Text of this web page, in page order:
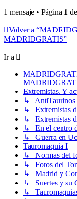
1 mensaje • Página 1 de
Volver a
MADRIDGRATIS”
Ir a
Extremistas. Y
↳ AntiTaurinos
↳ Extremistas
↳ Extremistas
↳ En el centro
↳ Guerra en
Tauromaquia I
↳ Normas del
↳ Foros del
↳ Madrid y
↳ Suertes y su
↳